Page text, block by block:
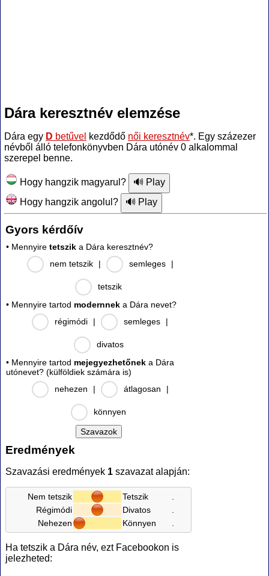
Dára keresztnév elemzése
Dára egy D betűvel kezdődő női keresztnév*. Egy százezer
névből álló telefonkönyvben Dára utónév 0 alkalommal
szerepel benne.
Hogy hangzik magyarul?
Hogy hangzik angolul?
Gyors kérdőív
• Mennyire tetszik a Dára keresztnév?
nem tetszik
| semleges |
tetszik
• Mennyire tartod modernnek a Dára nevet?
régimódi
| semleges |
divatos
• Mennyire tartod mejegyezhetőnek a Dára
utónevet? (külföldiek számára is)
nehezen
| átlagosan |
könnyen
Eredmények
Szavazási eredmények 1 szavazat alapján:
Nem tetszik Tetszik
Régimódi
Divatos
Nehezen
Könnyen
Ha tetszik a Dára név, ezt Facebookon is
jelezheted: